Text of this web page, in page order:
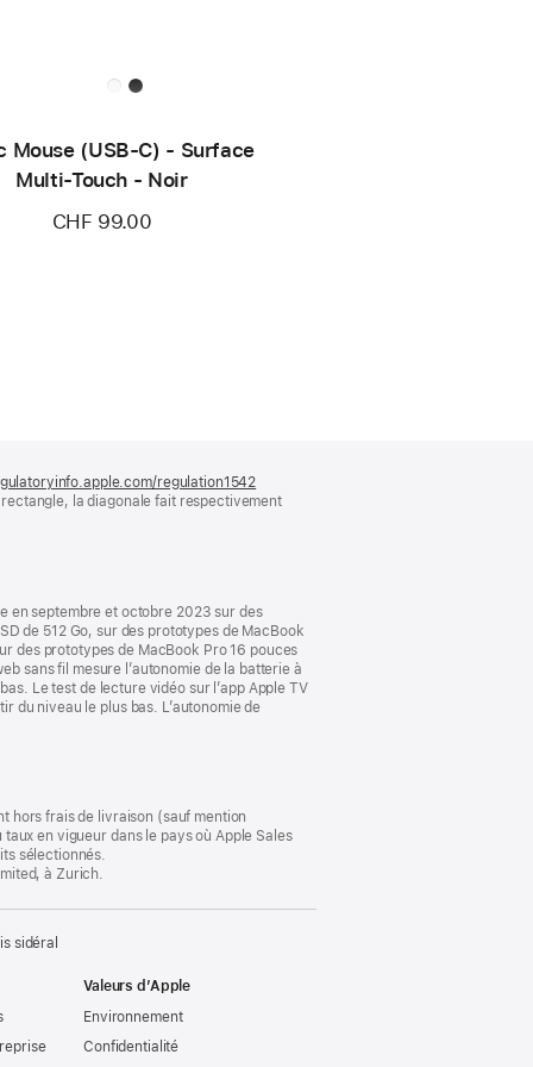
Mouse (USB‑C) - Surface
Multi-Touch - Noir
CHF 99.00
regulation1542
dans
rectangle, la diagonale fait respectivement
en septembre et octobre 2023 sur des
de 512 Go, sur des prototypes de MacBook
des prototypes de MacBook Pro 16 pouces
sans fil mesure l’autonomie de la batterie à
Le test de lecture vidéo sur l’app Apple TV
du niveau le plus bas. L’autonomie de
hors frais de livraison (sauf mention
en vigueur dans le pays où Apple Sales
sélectionnés.
à Zurich.
sidéral
Valeurs d’Apple
Environnement
Confidentialité